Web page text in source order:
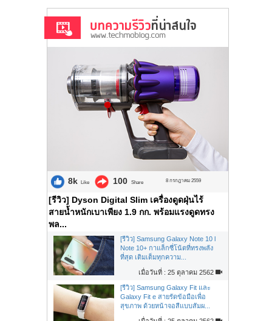
8k Like 100 Share 8 กรกฎาคม 2559
[รีวิว] Dyson Digital Slim เครื่องดูดฝุ่นไร้
สายน้ำหนักเบาเพียง 1.9 กก. พร้อมแรงดูดทรง
พล...
[รีวิว] Samsung Galaxy Note 10 l
Note 10+ กาแล็กซี่โน้ตที่ทรงพลัง
ที่สุด เติมเต็มทุกความ...
เมื่อวันที่ : 25 ตุลาคม 2562
[รีวิว] Samsung Galaxy Fit และ
Galaxy Fit e สายรัดข้อมือเพื่อ
สุขภาพ ด้วยหน้าจอสีแบบสัมผ...